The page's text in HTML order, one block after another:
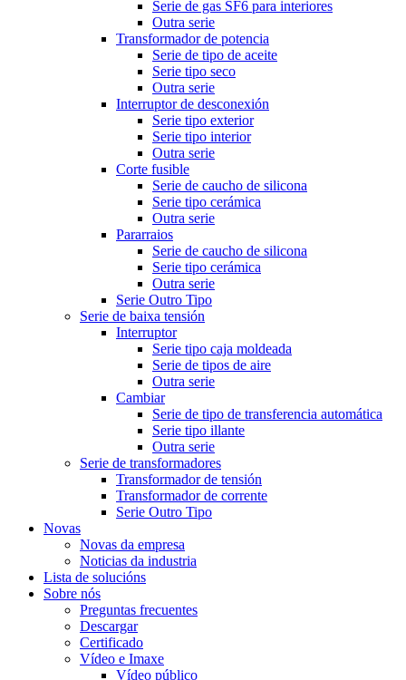
Serie de gas SF6 para interiores
Outra serie
Transformador de potencia
Serie de tipo de aceite
Serie tipo seco
Outra serie
Interruptor de desconexión
Serie tipo exterior
Serie tipo interior
Outra serie
Corte fusible
Serie de caucho de silicona
Serie tipo cerámica
Outra serie
Pararraios
Serie de caucho de silicona
Serie tipo cerámica
Outra serie
Serie Outro Tipo
Serie de baixa tensión
Interruptor
Serie tipo caja moldeada
Serie de tipos de aire
Outra serie
Cambiar
Serie de tipo de transferencia automática
Serie tipo illante
Outra serie
Serie de transformadores
Transformador de tensión
Transformador de corrente
Serie Outro Tipo
Novas
Novas da empresa
Noticias da industria
Lista de solucións
Sobre nós
Preguntas frecuentes
Descargar
Certificado
Vídeo e Imaxe
Vídeo público